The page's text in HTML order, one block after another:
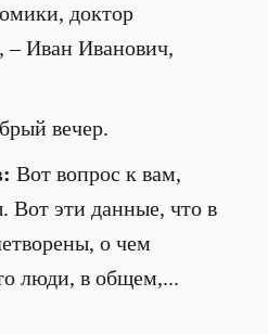
доктор
– Иван Иванович,
вечер.
Вот вопрос к вам,
Вот эти данные, что в
о чем
люди, в общем,...